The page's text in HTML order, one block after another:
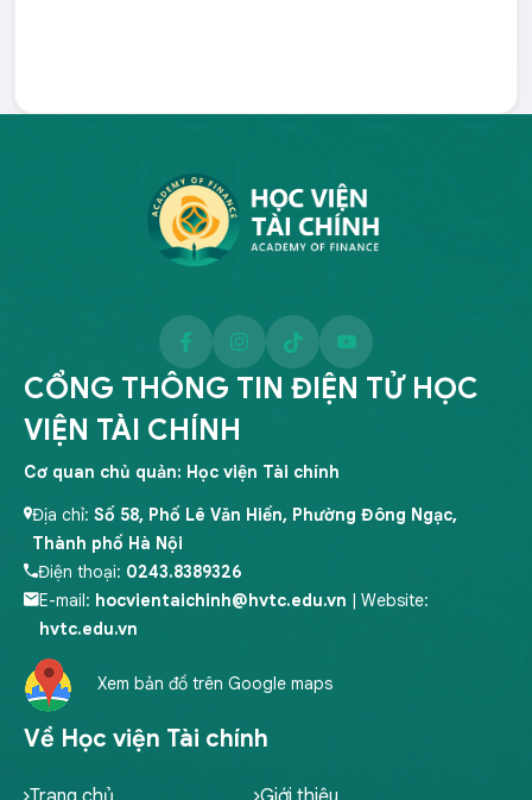
Về Học viện Tài chính
CỔNG THÔNG TIN ĐIỆN TỬ HỌC
VIỆN TÀI CHÍNH
Cơ quan chủ quản: Học viện Tài chính
Địa chỉ: Số 58, Phố Lê Văn Hiến, Phường Đông Ngạc,
Thành phố Hà Nội
Điện thoại: 0243.8389326
E-mail: hocvientaichinh@hvtc.edu.vn
| Website:
hvtc.edu.vn
Xem bản đồ trên Google maps